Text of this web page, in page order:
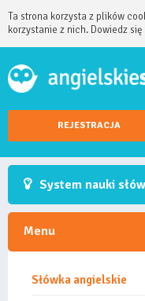
Ta strona korzysta z plików
korzystanie z nich. Dowiedz
REJESTRACJA
System nauki
Menu
Słówka angielskie